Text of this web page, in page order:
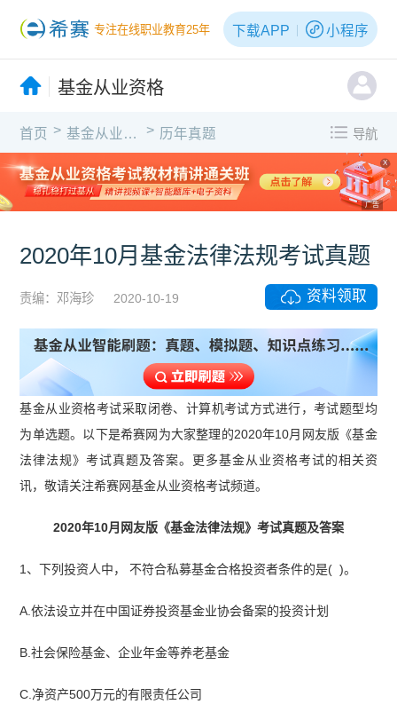
专注在线职业教育25年 下载APP 小程序
基金从业资格
首页 > 基金从业资格 > 历年真题 导航
X
广告
2020年10月基金法律法规考试真题
责编：邓海珍 2020-10-19 资料领取
基金从业资格考试采取闭卷、计算机考试方式进行，考试题型均
为单选题。以下是希赛网为大家整理的2020年10月网友版《基金
法律法规》考试真题及答案。更多基金从业资格考试的相关资
讯，敬请关注希赛网基金从业资格考试频道。
2020年10月网友版《基金法律法规》考试真题及答案
1、下列投资人中， 不符合私募基金合格投资者条件的是( )。
A.依法设立并在中国证券投资基金业协会备案的投资计划
B.社会保险基金、企业年金等养老基金
C.净资产500万元的有限责任公司